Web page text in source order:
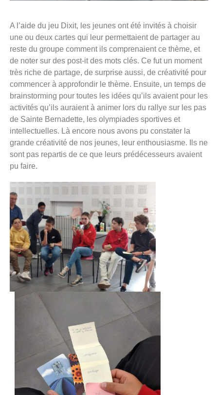
A l’aide du jeu Dixit, les jeunes ont été invités à choisir
une ou deux cartes qui leur permettaient de partager au
reste du groupe comment ils comprenaient ce thème, et
de noter sur des post-it des mots clés. Ce fut un moment
très riche de partage, de surprise aussi, de créativité pour
commencer à approfondir le thème. Ensuite, un temps de
brainstorming pour toutes les idées qu’ils avaient pour les
activités qu’ils auraient à animer lors du rallye sur les pas
de Sainte Bernadette, les olympiades sportives et
intellectuelles. Là encore nous avons pu constater la
grande créativité de nos jeunes, leur enthousiasme. Ils ne
sont pas repartis de ce que leurs prédécesseurs avaient
pu faire.